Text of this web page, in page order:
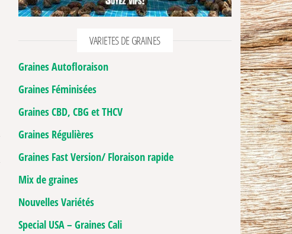
VARIETES DE GRAINES
Graines Autofloraison
Graines Féminisées
Graines CBD, CBG et THCV
Graines Régulières
Graines Fast Version/ Floraison rapide
Mix de graines
Nouvelles Variétés
Special USA – Graines Cali